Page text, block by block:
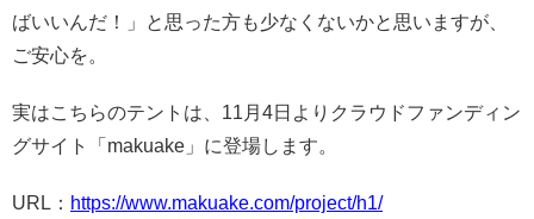
ばいいんだ！」と思った方も少なくないかと思いますが、
ご安心を。
実はこちらのテントは、11月4日よりクラウドファンディン
グサイト「makuake」に登場します。
URL： https://www.makuake.com/project/h1/